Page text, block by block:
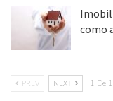
como
PREV NEXT 1 De